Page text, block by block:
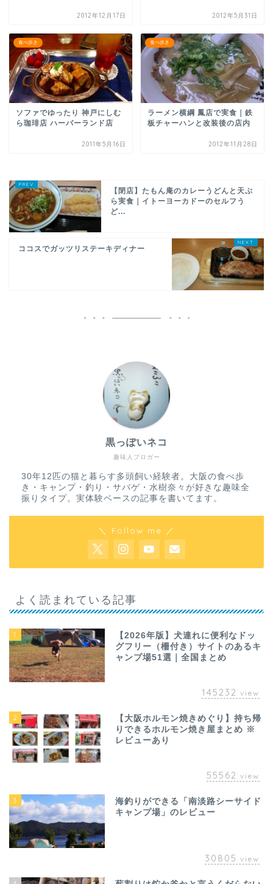
2012年12月17日 2012年5月31日
食べ歩き
ソファでゆったり 神戸にしむ
ら珈琲店 ハーバーランド店
2011年5月16日
食べ歩き
ラーメン横綱 鳳店で実食｜鉄
板チャーハンと改装後の店内
2012年11月28日
【閉店】たもん庵のカレーうどんと天ぷ
ら実食｜イトーヨーカドーのセルフう
ど...
ココスでガッツリステーキディナー
趣味人ブロガー
黒っぽいネコ
30年12匹の猫と暮らす多頭飼い経験者。大阪の食べ歩
き・キャンプ・釣り・サバゲ・水樹奈々が好きな趣味全
振りタイプ。実体験ベースの記事を書いてます。
＼ Follow me ／
よく読まれている記事
1
【2026年版】犬連れに便利なドッ
グフリー（柵付き）サイトのあるキ
ャンプ場51選｜全国まとめ
145232 view
2
【大阪ホルモン焼きめぐり】持ち帰
りできるホルモン焼き屋まとめ ※
レビューあり
55562 view
3
海釣りができる「南淡路シーサイド
キャンプ場」のレビュー
30805 view